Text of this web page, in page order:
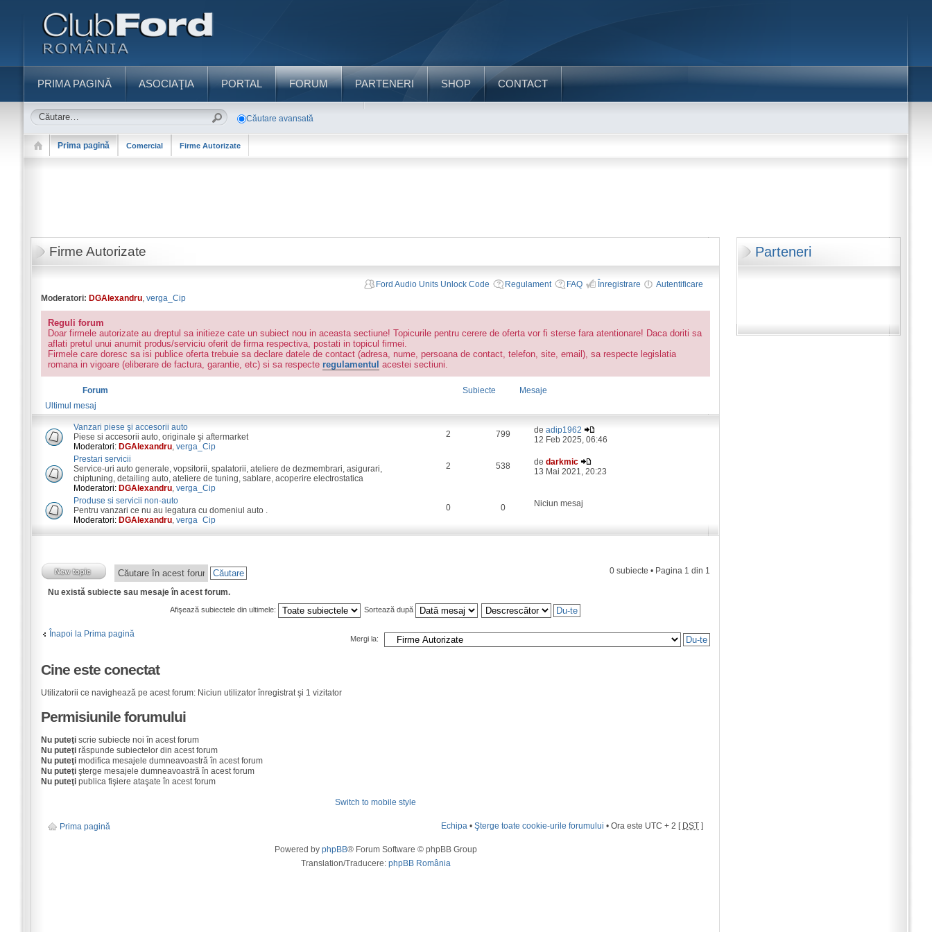
PRIMA PAGINĂ ASOCIAŢIA PORTAL FORUM PARTENERI SHOP CONTACT
Căutare avansată
Prima pagină Comercial Firme Autorizate
Parteneri
Firme Autorizate
Ford Audio Units Unlock Code Regulament FAQ Înregistrare
Autentificare
Moderatori: DGAlexandru, verga_Cip
Reguli forum
Doar firmele autorizate au dreptul sa initieze cate un subiect nou in aceasta sectiune! Topicurile pentru cerere de oferta vor fi sterse fara atentionare! Daca doriti sa
aflati pretul unui anumit produs/serviciu oferit de firma respectiva, postati in topicul firmei.
Firmele care doresc sa isi publice oferta trebuie sa declare datele de contact (adresa, nume, persoana de contact, telefon, site, email), sa respecte legislatia
romana in vigoare (eliberare de factura, garantie, etc) si sa respecte regulamentul acestei sectiuni.
Forum Subiecte
Mesaje
Ultimul mesaj
Vanzari piese şi accesorii auto
Piese si accesorii auto, originale şi aftermarket
Moderatori: DGAlexandru, verga_Cip
2 799 deadip1962
12 Feb 2025, 06:46
Prestari servicii
Service-uri auto generale, vopsitorii, spalatorii, ateliere de dezmembrari, asigurari,
chiptuning, detailing auto, ateliere de tuning, sablare, acoperire electrostatica
Moderatori: DGAlexandru, verga_Cip
2 538 dedarkmic
13 Mai 2021, 20:23
Produse si servicii non-auto
Pentru vanzari ce nu au legatura cu domeniul auto .
Moderatori: DGAlexandru, verga_Cip
0 0 Niciun mesaj
0 subiecte • Pagina 1 din 1
Nu există subiecte sau mesaje în acest forum.
Afişează subiectele din ultimele: Sortează după
Înapoi la Prima pagină
Mergi la:
Cine este conectat
Utilizatorii ce navighează pe acest forum: Niciun utilizator înregistrat şi 1 vizitator
Permisiunile forumului
Nu puteţiscrie subiecte noi în acest forum
Nu puteţirăspunde subiectelor din acest forum
Nu puteţimodifica mesajele dumneavoastră în acest forum
Nu puteţişterge mesajele dumneavoastră în acest forum
Nu puteţipublica fişiere ataşate în acest forum
Switch to mobile style
Prima pagină Echipa •Şterge toate cookie-urile forumului • Ora este UTC + 2 [ DST ]
Powered by phpBB® Forum Software © phpBB Group
Translation/Traducere: phpBB România